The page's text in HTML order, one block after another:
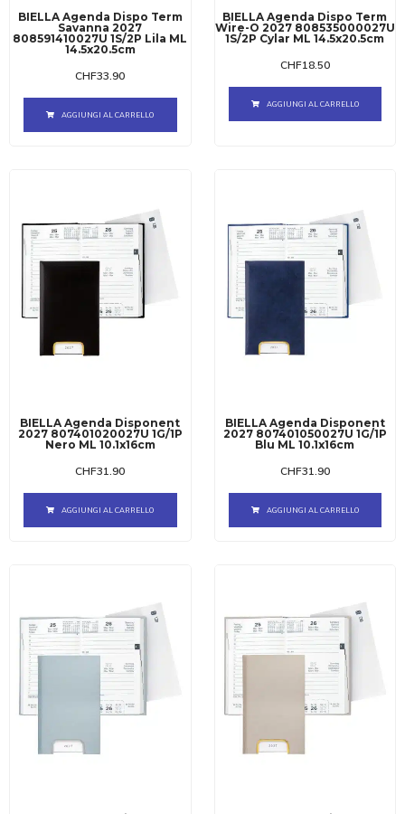
BIELLA Agenda Dispo Term
Savanna 2027
808591410027U 1S/2P Lila ML
14.5x20.5cm
CHF33.90
AGGIUNGI AL CARRELLO
BIELLA Agenda Dispo Term
Wire-O 2027 808535000027U
1S/2P Cylar ML 14.5x20.5cm
CHF18.50
AGGIUNGI AL CARRELLO
BIELLA Agenda Disponent
2027 807401020027U 1G/1P
Nero ML 10.1x16cm
CHF31.90
AGGIUNGI AL CARRELLO
BIELLA Agenda Disponent
2027 807401050027U 1G/1P
Blu ML 10.1x16cm
CHF31.90
AGGIUNGI AL CARRELLO